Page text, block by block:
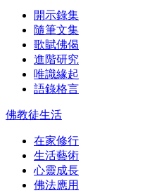
開示錄集
隨筆文集
歌賦佛偈
進階研究
唯識緣起
語錄格言
佛教徒生活
在家修行
生活藝術
心靈成長
佛法應用